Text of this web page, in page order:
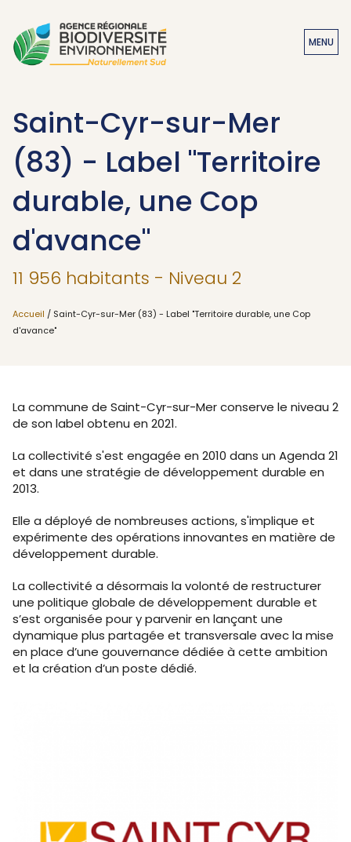
MENU
Saint-Cyr-sur-Mer
(83) - Label "Territoire
durable, une Cop
d'avance"
11 956 habitants - Niveau 2
Accueil / Saint-Cyr-sur-Mer (83) - Label "Territoire durable, une Cop
d'avance"
La commune de Saint-Cyr-sur-Mer conserve le niveau 2
de son label obtenu en 2021.
La collectivité s'est engagée en 2010 dans un Agenda 21
et dans une stratégie de développement durable en
2013.
Elle a déployé de nombreuses actions, s'implique et
expérimente des opérations innovantes en matière de
développement durable.
La collectivité a désormais la volonté de restructurer
une politique globale de développement durable et
s’est organisée pour y parvenir en lançant une
dynamique plus partagée et transversale avec la mise
en place d’une gouvernance dédiée à cette ambition
et la création d’un poste dédié.